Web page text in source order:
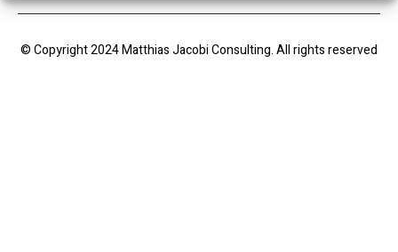
© Copyright 2024 Matthias Jacobi Consulting. All rights reserved